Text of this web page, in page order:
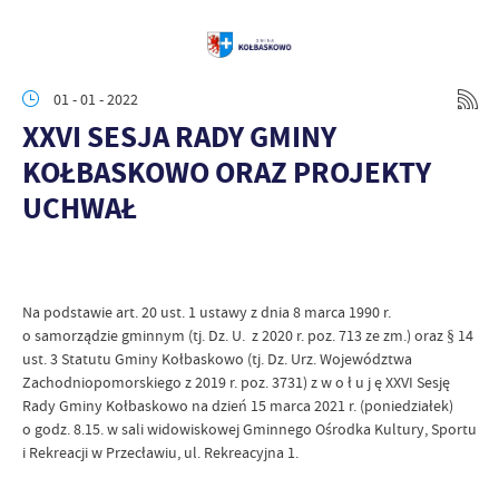
01 - 01 - 2022
XXVI SESJA RADY GMINY
KOŁBASKOWO ORAZ PROJEKTY
UCHWAŁ
Na podstawie art. 20 ust. 1 ustawy z dnia 8 marca 1990 r.
o samorządzie gminnym (tj. Dz. U. z 2020 r. poz. 713 ze zm.) oraz § 14
ust. 3 Statutu Gminy Kołbaskowo (tj. Dz. Urz. Województwa
Zachodniopomorskiego z 2019 r. poz. 3731) z w o ł u j ę XXVI Sesję
Rady Gminy Kołbaskowo na dzień 15 marca 2021 r. (poniedziałek)
o godz. 8.15. w sali widowiskowej Gminnego Ośrodka Kultury, Sportu
i Rekreacji w Przecławiu, ul. Rekreacyjna 1.